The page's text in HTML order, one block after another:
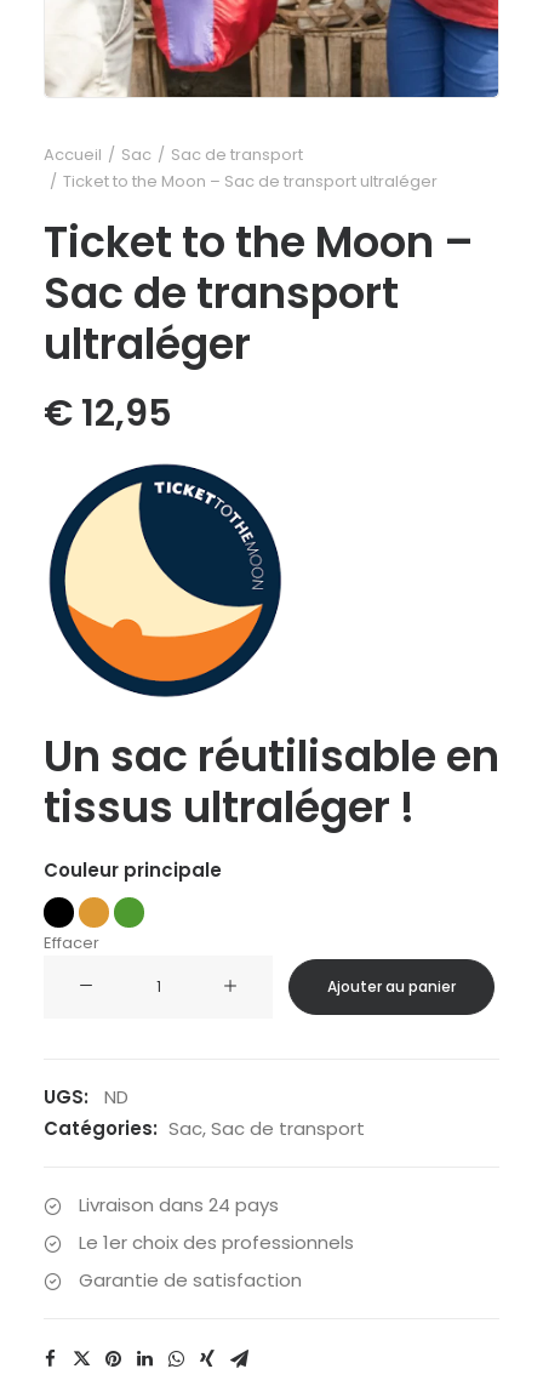
Accueil Sac
Sac de transport
Ticket to the Moon – Sac de transport ultraléger
Ticket to the Moon –
Sac de transport
ultraléger
€12,95
Un sac réutilisable en
tissus ultraléger !
Couleur principale
Effacer
the
Moon
de
transport
ultraléger
Ajouter au panier
UGS:
ND
Catégories: Sac,Sac de transport
Livraison dans 24 pays
Le 1er choix des professionnels
Garantie de satisfaction